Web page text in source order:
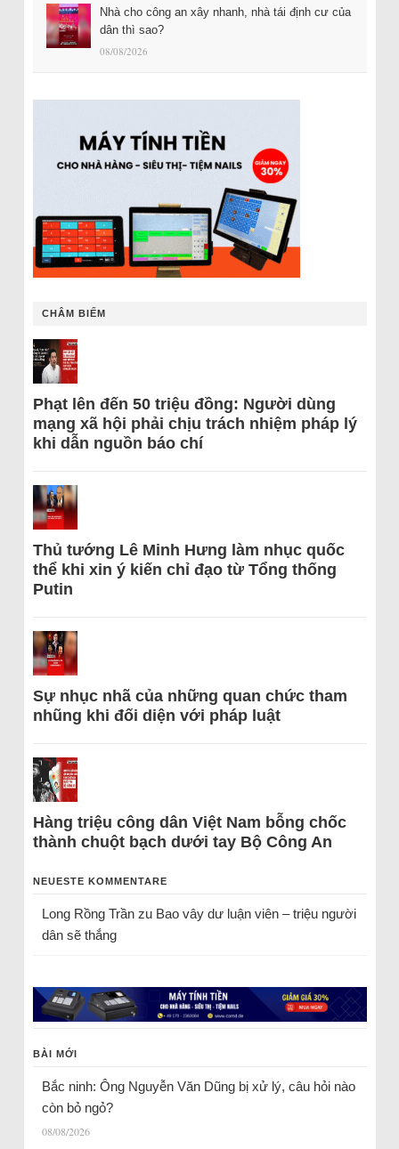
Nhà cho công an xây nhanh, nhà tái định cư của
dân thì sao?
08/08/2026
CHÂM BIẾM
Phạt lên đến 50 triệu đồng: Người dùng
mạng xã hội phải chịu trách nhiệm pháp lý
khi dẫn nguồn báo chí
Thủ tướng Lê Minh Hưng làm nhục quốc
thể khi xin ý kiến chỉ đạo từ Tổng thống
Putin
Sự nhục nhã của những quan chức tham
nhũng khi đối diện với pháp luật
Hàng triệu công dân Việt Nam bỗng chốc
thành chuột bạch dưới tay Bộ Công An
NEUESTE KOMMENTARE
Long Rồng Trầnzu Bao vây dư luận viên – triệu người
dân sẽ thắng
BÀI MỚI
Bắc ninh: Ông Nguyễn Văn Dũng bị xử lý, câu hỏi nào
còn bỏ ngỏ?
08/08/2026